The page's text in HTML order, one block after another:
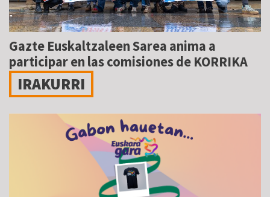
Gazte Euskaltzaleen Sarea anima a
participar en las comisiones de KORRIKA
IRAKURRI